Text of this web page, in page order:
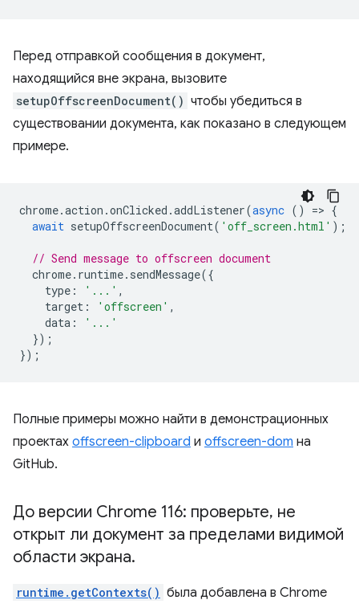
Перед отправкой сообщения в документ,
находящийся вне экрана, вызовите
setupOffscreenDocument() чтобы убедиться в
существовании документа, как показано в следующем
примере.
chrome.action .onClicked .addListener(async () => {
await setupOffscreenDocument( 'off_screen.html' );
// Send message to offscreen document
chrome. runtime. sendMessage({
type : '...' ,
target : 'offscreen' ,
data :
'...'
});
});
Полные примеры можно найти в демонстрационных
проектах offscreen-clipboard и offscreen-dom на
GitHub.
До версии Chrome 116: проверьте, не
открыт ли документ за пределами видимой
области экрана.
runtime.getContexts() была добавлена ​​в Chrome